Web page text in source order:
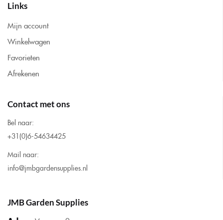
Links
Mijn account
Winkelwagen
Favorieten
Afrekenen
Contact met ons
Bel naar:
+31(0)6-54634425
Mail naar:
info@jmbgardensupplies.nl
JMB Garden Supplies